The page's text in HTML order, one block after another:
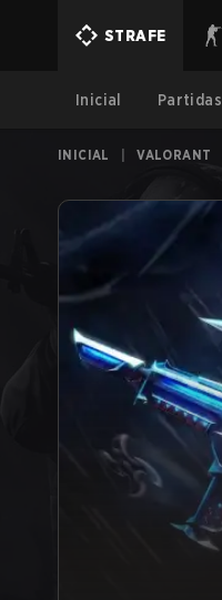
STRAFE
Inicial Partidas
INICIAL VALORANT